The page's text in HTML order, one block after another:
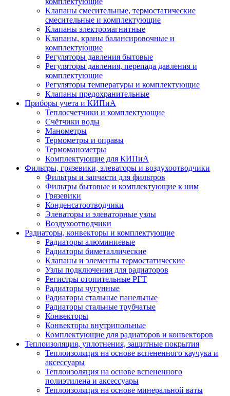
Клапаны смесительные, термостатические
смесительные и комплектующие
Клапаны электромагнитные
Клапаны, краны балансировочные и
комплектующие
Регуляторы давления бытовые
Регуляторы давления, перепада давления и
комплектующие
Регуляторы температуры и комплектующие
Клапаны предохранительные
Приборы учета и КИПиА
Теплосчетчики и комплектующие
Счётчики воды
Манометры
Термометры и оправы
Термоманометры
Комплектующие для КИПиА
Фильтры, грязевики, элеваторы и воздухоотводчики
Фильтры и запчасти для фильтров
Фильтры бытовые и комплектующие к ним
Грязевики
Конденсатоотводчики
Элеваторы и элеваторные узлы
Воздухоотводчики
Радиаторы, конвекторы и комплектующие
Радиаторы алюминиевые
Радиаторы биметаллические
Клапаны и элементы термостатические
Узлы подключения для радиаторов
Регистры отопительные РГТ
Радиаторы чугунные
Радиаторы стальные панельные
Радиаторы стальные трубчатые
Конвекторы
Конвекторы внутрипольные
Комплектующие для радиаторов и конвекторов
Теплоизоляция, уплотнения, защитные покрытия
Теплоизоляция на основе вспененного каучука и
аксессуары
Теплоизоляция на основе вспененного
полиэтилена и аксессуары
Теплоизоляция на основе минеральной ваты